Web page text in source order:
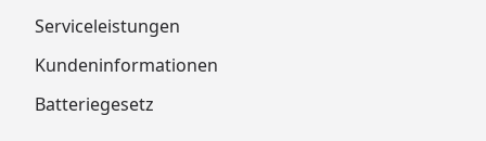
Serviceleistungen
Kundeninformationen
Batteriegesetz